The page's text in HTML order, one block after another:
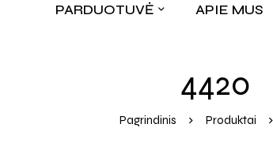
PARDUOTUVĖ APIE MUS
4420
Pagrindinis Produktai